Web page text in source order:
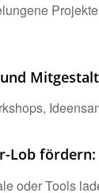
Lob fördern:
oder Tools